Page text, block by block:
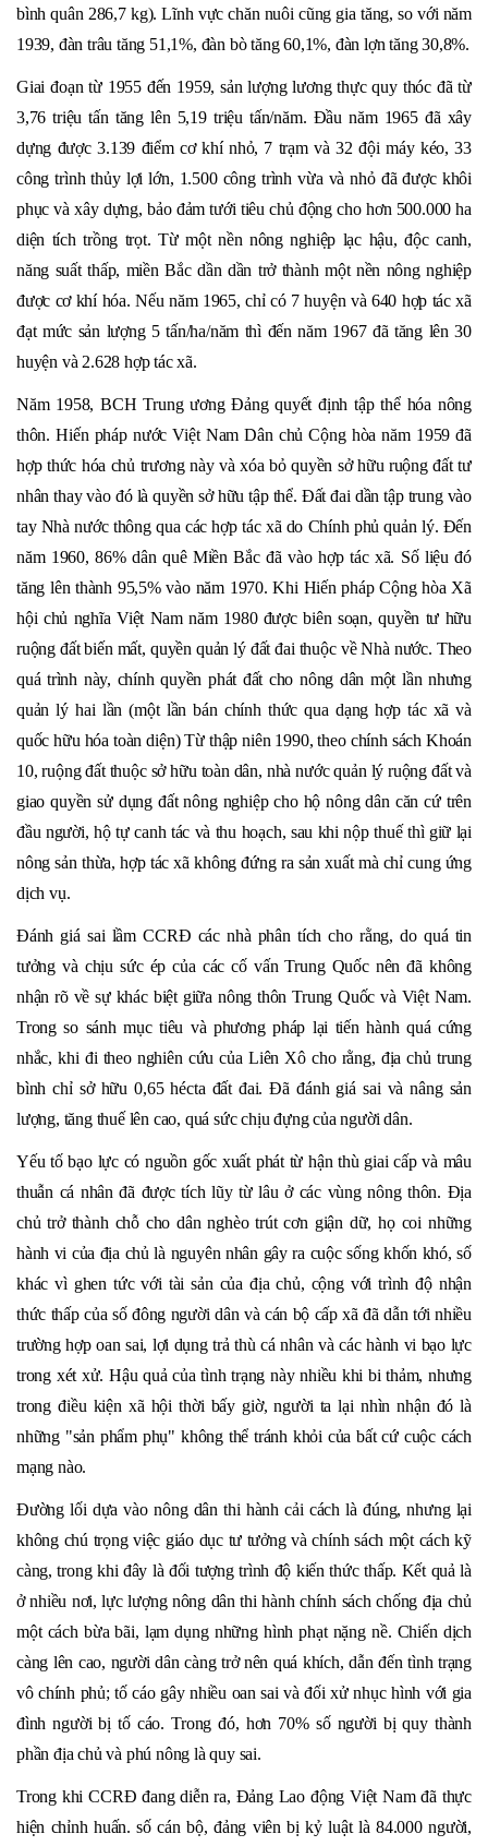
bình quân 286,7 kg). Lĩnh vực chăn nuôi cũng gia tăng, so với năm
1939, đàn trâu tăng 51,1%, đàn bò tăng 60,1%, đàn lợn tăng 30,8%.
Giai đoạn từ 1955 đến 1959, sản lượng lương thực quy thóc đã từ
3,76 triệu tấn tăng lên 5,19 triệu tấn/năm. Đầu năm 1965 đã xây
dựng được 3.139 điểm cơ khí nhỏ, 7 trạm và 32 đội máy kéo, 33
công trình thủy lợi lớn, 1.500 công trình vừa và nhỏ đã được khôi
phục và xây dựng, bảo đảm tưới tiêu chủ động cho hơn 500.000 ha
diện tích trồng trọt. Từ một nền nông nghiệp lạc hậu, độc canh,
năng suất thấp, miền Bắc dần dần trở thành một nền nông nghiệp
được cơ khí hóa. Nếu năm 1965, chỉ có 7 huyện và 640 hợp tác xã
đạt mức sản lượng 5 tấn/ha/năm thì đến năm 1967 đã tăng lên 30
huyện và 2.628 hợp tác xã.
Năm 1958, BCH Trung ương Đảng quyết định tập thể hóa nông
thôn. Hiến pháp nước Việt Nam Dân chủ Cộng hòa năm 1959 đã
hợp thức hóa chủ trương này và xóa bỏ quyền sở hữu ruộng đất tư
nhân thay vào đó là quyền sở hữu tập thể. Đất đai dần tập trung vào
tay Nhà nước thông qua các hợp tác xã do Chính phủ quản lý. Đến
năm 1960, 86% dân quê Miền Bắc đã vào hợp tác xã. Số liệu đó
tăng lên thành 95,5% vào năm 1970. Khi Hiến pháp Cộng hòa Xã
hội chủ nghĩa Việt Nam năm 1980 được biên soạn, quyền tư hữu
ruộng đất biến mất, quyền quản lý đất đai thuộc về Nhà nước. Theo
quá trình này, chính quyền phát đất cho nông dân một lần nhưng
quản lý hai lần (một lần bán chính thức qua dạng hợp tác xã và
quốc hữu hóa toàn diện) Từ thập niên 1990, theo chính sách Khoán
10, ruộng đất thuộc sở hữu toàn dân, nhà nước quản lý ruộng đất và
giao quyền sử dụng đất nông nghiệp cho hộ nông dân căn cứ trên
đầu người, hộ tự canh tác và thu hoạch, sau khi nộp thuế thì giữ lại
nông sản thừa, hợp tác xã không đứng ra sản xuất mà chỉ cung ứng
dịch vụ.
Đánh giá sai lầm CCRĐ các nhà phân tích cho rằng, do quá tin
tưởng và chịu sức ép của các cố vấn Trung Quốc nên đã không
nhận rõ về sự khác biệt giữa nông thôn Trung Quốc và Việt Nam.
Trong so sánh mục tiêu và phương pháp lại tiến hành quá cứng
nhắc, khi đi theo nghiên cứu của Liên Xô cho rằng, địa chủ trung
bình chỉ sở hữu 0,65 hécta đất đai. Đã đánh giá sai và nâng sản
lượng, tăng thuế lên cao, quá sức chịu đựng của người dân.
Yếu tố bạo lực có nguồn gốc xuất phát từ hận thù giai cấp và mâu
thuẫn cá nhân đã được tích lũy từ lâu ở các vùng nông thôn. Địa
chủ trở thành chỗ cho dân nghèo trút cơn giận dữ, họ coi những
hành vi của địa chủ là nguyên nhân gây ra cuộc sống khốn khó, số
khác vì ghen tức với tài sản của địa chủ, cộng với trình độ nhận
thức thấp của số đông người dân và cán bộ cấp xã đã dẫn tới nhiều
trường hợp oan sai, lợi dụng trả thù cá nhân và các hành vi bạo lực
trong xét xử. Hậu quả của tình trạng này nhiều khi bi thảm, nhưng
trong điều kiện xã hội thời bấy giờ, người ta lại nhìn nhận đó là
những "sản phẩm phụ" không thể tránh khỏi của bất cứ cuộc cách
mạng nào.
Đường lối dựa vào nông dân thi hành cải cách là đúng, nhưng lại
không chú trọng việc giáo dục tư tưởng và chính sách một cách kỹ
càng, trong khi đây là đối tượng trình độ kiến thức thấp. Kết quả là
ở nhiều nơi, lực lượng nông dân thi hành chính sách chống địa chủ
một cách bừa bãi, lạm dụng những hình phạt nặng nề. Chiến dịch
càng lên cao, người dân càng trở nên quá khích, dẫn đến tình trạng
vô chính phủ; tố cáo gây nhiều oan sai và đối xử nhục hình với gia
đình người bị tố cáo. Trong đó, hơn 70% số người bị quy thành
phần địa chủ và phú nông là quy sai.
Trong khi CCRĐ đang diễn ra, Đảng Lao động Việt Nam đã thực
hiện chỉnh huấn. số cán bộ, đảng viên bị kỷ luật là 84.000 người,